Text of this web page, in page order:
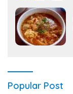
Popular Post